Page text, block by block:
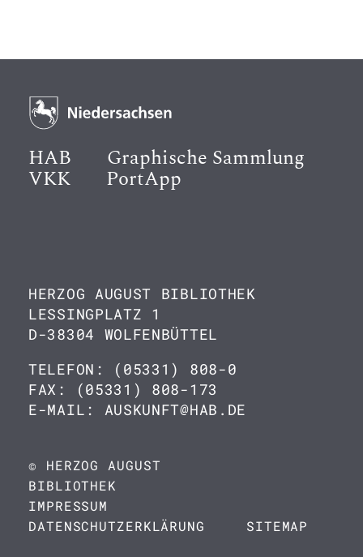
HAB Graphische Sammlung
VKK PortApp
HERZOG AUGUST BIBLIOTHEK
LESSINGPLATZ 1
D-38304 WOLFENBÜTTEL
TELEFON: (05331) 808-0
FAX: (05331) 808-173
E-MAIL: AUSKUNFT@HAB.DE
© HERZOG AUGUST
BIBLIOTHEK
IMPRESSUM
DATENSCHUTZERKLÄRUNG
SITEMAP